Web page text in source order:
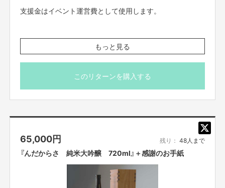
※岩手の日本酒
世界に誇る岩手の日本酒文化
支援金はイベント運営費として使用します。
んだからさ 特別純米 ７２０ml
品目：日本酒
原材料名：米（国産）、米麹（国産米）
原料米：岩手県産ぎんおとめ100%
※20歳未満の方の飲酒は法律で禁止されています。20歳未
満の方には酒類の販売は致しません。
もっと見る
このリターンを購入する
65,000円 残り： 48人まで
『んだからさ 純米大吟醸 720ml』＋感謝のお手紙